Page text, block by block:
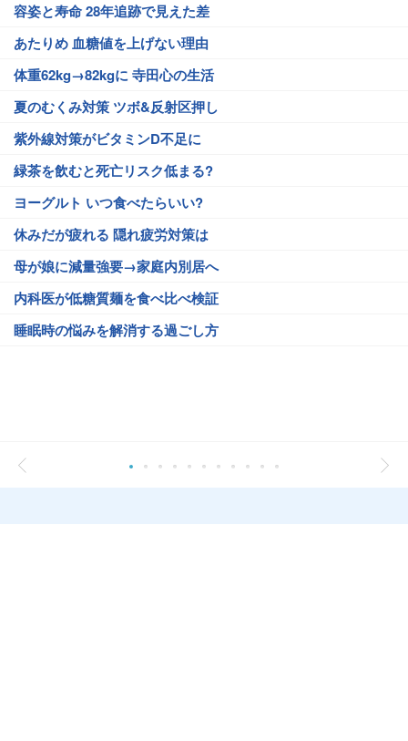
容姿と寿命 28年追跡で見えた差
あたりめ 血糖値を上げない理由
体重62kg→82kgに 寺田心の生活
夏のむくみ対策 ツボ&反射区押し
紫外線対策がビタミンD不足に
緑茶を飲むと死亡リスク低まる?
ヨーグルト いつ食べたらいい?
休みだが疲れる 隠れ疲労対策は
母が娘に減量強要→家庭内別居へ
内科医が低糖質麺を食べ比べ検証
睡眠時の悩みを解消する過ごし方